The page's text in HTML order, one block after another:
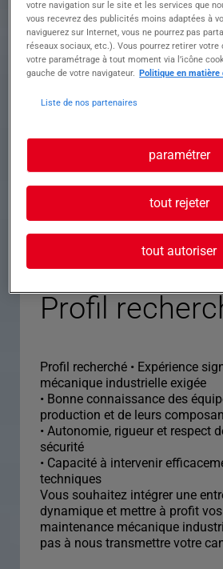
août
• Intervention lors de l'arrêt
chaîne de production
• Maintenance mécanique
équipements de production
• Remplacement de joints
autres éléments mécaniques de
• Contrôle et remise en état des
Conditions • Contrat : 35 heures
• Horaires : du lundi au vendredi,
• Travail en journée
• Rémunération selon profil et
Profil
Profil recherché • Expérience
mécanique industrielle exigée
• Bonne connaissance des
production et de leurs
• Autonomie, rigueur et respect
sécurité
• Capacité à intervenir
techniques
Vous souhaitez intégrer une
dynamique et mettre à profit
maintenance mécanique
pas à nous transmettre votre
votre navigation sur le site et les services que
vous recevrez des publicités moins adaptées à
naviguerez sur Internet, vous ne pourrez pas
réseaux sociaux, etc.). Vous pourrez retirer
votre paramétrage à tout moment via l’icône
gauche de votre navigateur. Politique en matière
Liste de nos partenaires
paramétrer
tout rejeter
tout autoriser